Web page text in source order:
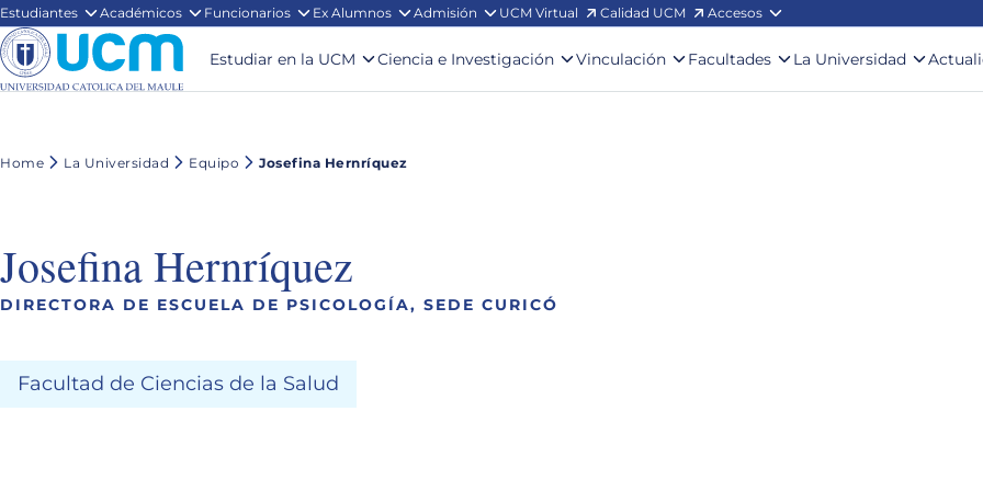
Estudiantes Académicos Funcionarios Ex Alumnos Admisión UCM Virtual Calidad UCM Accesos
Estudiar en la UCM Ciencia e Investigación Vinculación Facultades La Universidad
Home La Universidad Equipo Josefina Hernríquez
Josefina Hernríquez
DIRECTORA DE ESCUELA DE PSICOLOGÍA, SEDE CURICÓ
Facultad de Ciencias de la Salud